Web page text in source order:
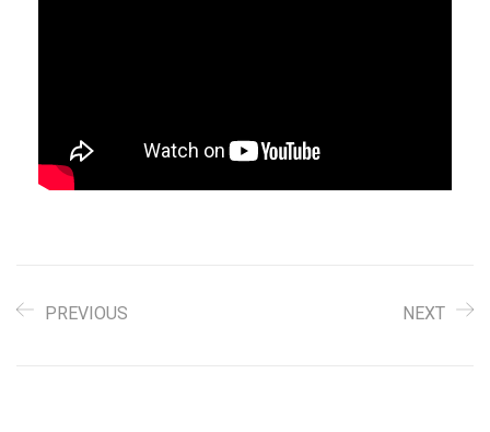
PREVIOUS NEXT